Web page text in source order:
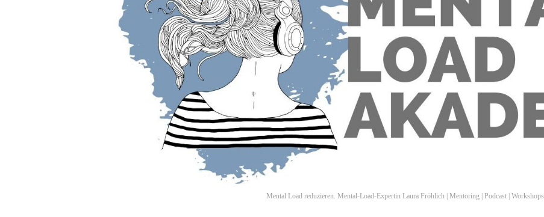
Mental Load reduzieren. Mental-Load-Expertin Laura Fröhlich | Mentoring | Podcast | Workshops